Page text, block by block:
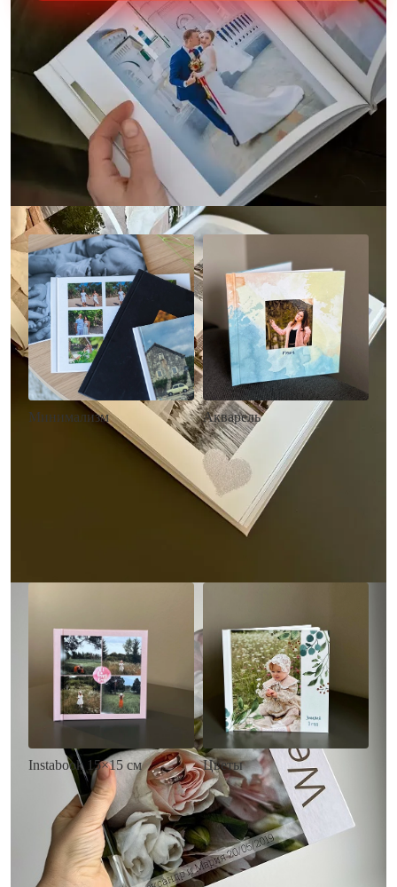
Другие стили фотокниг
Минимализм Акварель
• Декор в стиле
акварельных красок
• Выбор цвета фона
• Загрузка фото и текста
Заказать
Instabook 15×15 см
• Декор на выбор
• Выбор цвета фона
• Загрузка фото и текста
Заказать
Цветы
• Декор цветы
• Выбор цвета фона
• Загрузка фото и текста
Заказать